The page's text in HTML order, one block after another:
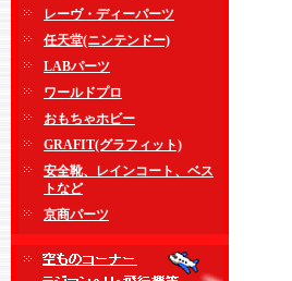
レーヴ・ディーパーツ
任天堂(ニンテンドー)
LABパーツ
ワールドプロ
おもちゃホビー
GRAFIT(グラフィット)
安全靴、レインコート、ベス
トなど
京商パーツ